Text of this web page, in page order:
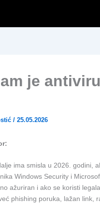
je
/ 25.05.2026
ima smisla u 2026. godini,
Windows Security i
ažuriran i ako se koristi
phishing poruka, lažan link,